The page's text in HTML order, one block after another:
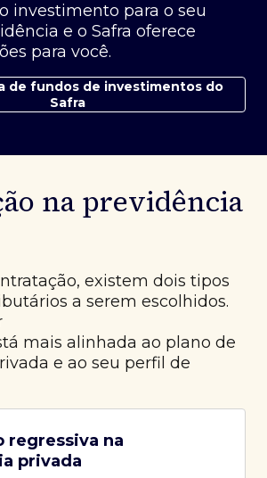
investimento para o seu
e o Safra oferece
para você.
de fundos de investimentos do
Safra
na previdência
existem dois tipos
a serem escolhidos.
mais alinhada ao plano de
e ao seu perfil de
regressiva na
privada